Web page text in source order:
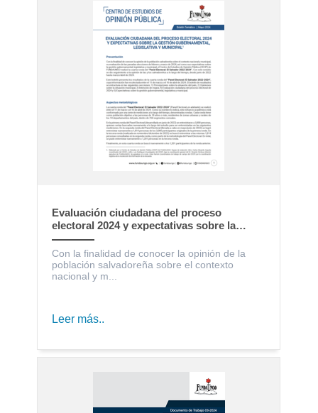
Evaluación ciudadana del proceso
electoral 2024 y expectativas sobre la
gestión gubernamental, legislativa y
municipal
Con la finalidad de conocer la opinión de la
población salvadoreña sobre el contexto
nacional y m...
Leer más..